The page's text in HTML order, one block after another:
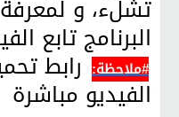
تشلء، و
البرنامج تابع
#ملاحظة: رابط
الفيديو مباشرة